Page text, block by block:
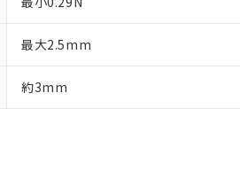
最大2.5mm
約3mm